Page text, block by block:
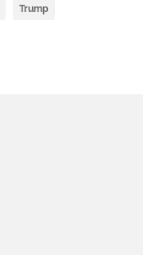
Trump